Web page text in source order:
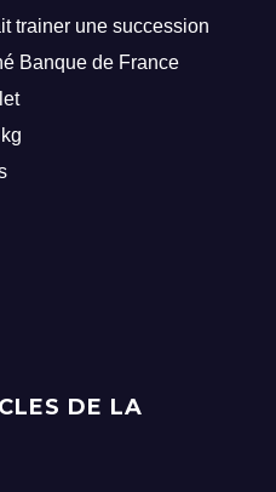
trainer une succession
Banque de France
DE LA